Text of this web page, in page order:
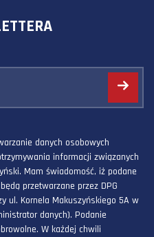
danych osobowych
informacji związanych
Mam świadomość, iż podane
przetwarzane przez DPG
ul. Kornela Makuszyńskiego 5A w
danych). Podanie
W każdej chwili